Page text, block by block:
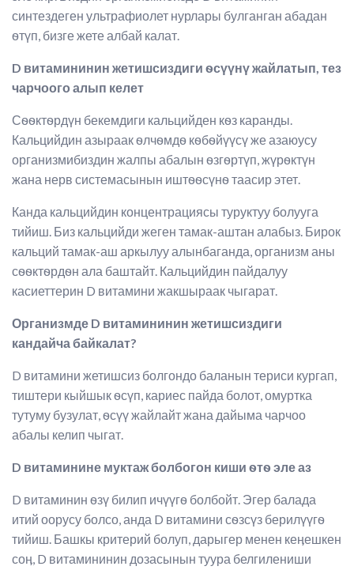
синтездеген ультрафиолет нурлары булганган абадан
ѳтүп, бизге жете албай калат.
D витамининин жетишсиздиги ѳсүүнү жайлатып, тез
чарчоого алып келет
Сѳѳктѳрдүн бекемдиги кальцийден кѳз каранды.
Кальцийдин азыраак ѳлчѳмдѳ кѳбѳйүүсү же азаюусу
организмибиздин жалпы абалын ѳзгѳртүп, жүрѳктүн
жана нерв системасынын иштѳѳсүнѳ таасир этет.
Канда кальцийдин концентрациясы туруктуу болууга
тийиш. Биз кальцийди жеген тамак-аштан алабыз. Бирок
кальций тамак-аш аркылуу алынбаганда, организм аны
сѳѳктѳрдѳн ала баштайт. Кальцийдин пайдалуу
касиеттерин D витамини жакшыраак чыгарат.
Организмде D витамининин жетишсиздиги
кандайча байкалат?
D витамини жетишсиз болгондо баланын териси кургап,
тиштери кыйшык ѳсүп, кариес пайда болот, омуртка
тутуму бузулат, ѳсүү жайлайт жана дайыма чарчоо
абалы келип чыгат.
D витаминине муктаж болбогон киши ѳтѳ эле аз
D витаминин ѳзү билип ичүүгѳ болбойт. Эгер балада
итий оорусу болсо, анда D витамини сѳзсүз берилүүгѳ
тийиш. Башкы критерий болуп, дарыгер менен кеӊешкен
соӊ, D витамининин дозасынын туура белгилениши